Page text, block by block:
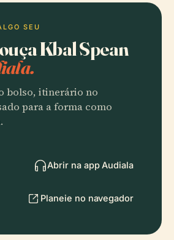
SEU
Kbal Spean
bolso, itinerário no
para a forma como
Abrir na app Audiala
Planeie no navegador